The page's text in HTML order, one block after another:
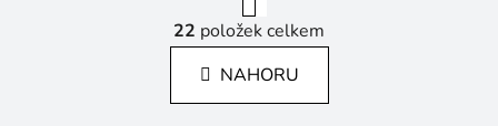
O
v
l
á
d
r
á
n
k
22 položek celkem
NAHORU